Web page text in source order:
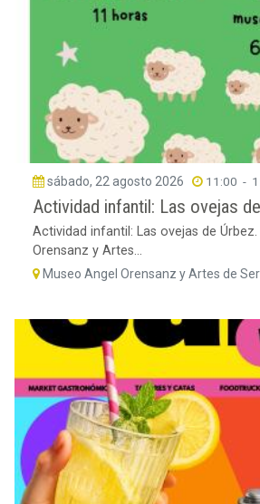
sábado, 22 agosto 2026 11:00 -
Actividad infantil: Las ovejas
Actividad infantil: Las ovejas de Úrbez.
Orensanz y Artes...
Museo Angel Orensanz y Artes de